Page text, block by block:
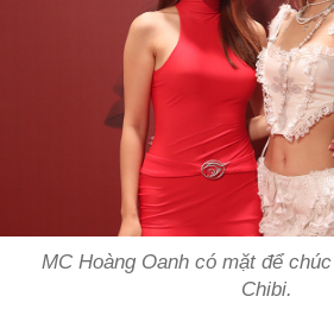
MC Hoàng Oanh có mặt để
Chibi.